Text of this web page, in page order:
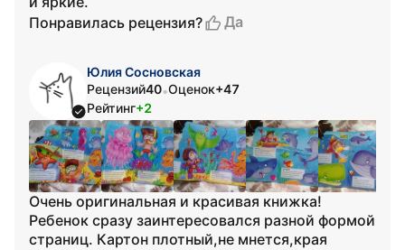
Понравилась рецензия?
Да
Юлия Сосновская
Рецензий40•Оценок+47
Рейтинг+2
Очень оригинальная и красивая книжка!
Ребенок сразу заинтересовался разной формой
страниц. Картон плотный,не мнется,края